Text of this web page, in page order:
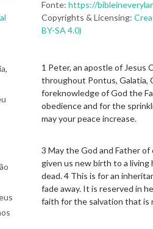
Fonte:https://
Copyrights & Licensing:
BY-SA 4.0)
1 Peter, an apostle of Jesus
throughout Pontus, Galatia,
foreknowledge of God the
obedience and for the
may your peace increase.
3 May the God and Father
given us new birth to a
dead. 4 This is for an
fade away. It is reserved in
faith for the salvation that is